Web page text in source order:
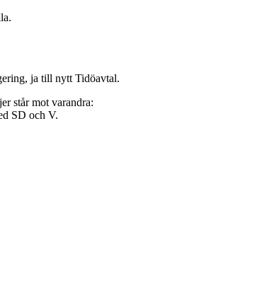
ja till nytt Tidöavtal.
står mot varandra:
SD och V.